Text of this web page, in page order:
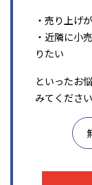
・売り上げ
・近隣に小
りたい
といったお
みてください